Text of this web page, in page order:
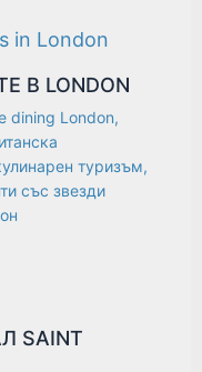
В LONDON
dining London,
туризъм,
със звезди
SAINT